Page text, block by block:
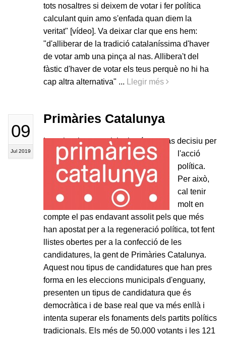
tots nosaltres si deixem de votar i fer política
calculant quin amo s'enfada quan diem la
veritat" [vídeo]. Va deixar clar que ens hem:
"d'alliberar de la tradició catalaníssima d'haver
de votar amb una pinça al nas. Allibera't del
fàstic d'haver de votar els teus perquè no hi ha
cap altra alternativa" ...
Llegir més
09
Jul 2019
Primàries Catalunya
Les eleccions municipals són un pas decisiu per
l'acció
política.
Per això,
cal tenir
molt en
compte el pas endavant assolit pels que més
han apostat per a la regeneració política, tot fent
llistes obertes per a la confecció de les
candidatures, la gent de Primàries Catalunya.
Aquest nou tipus de candidatures que han pres
forma en les eleccions municipals d'enguany,
presenten un tipus de candidatura que és
democràtica i de base real que va més enllà i
intenta superar els fonaments dels partits polítics
tradicionals. Els més de 50.000 votants i les 121